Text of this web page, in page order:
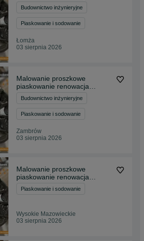
Budownictwo inżynieryjne
Piaskowanie i sodowanie
Łomża
03 sierpnia 2026
Malowanie proszkowe
piaskowanie renowacja
Budownictwo inżynieryjne
Piaskowanie i sodowanie
Zambrów
03 sierpnia 2026
Malowanie proszkowe
piaskowanie renowacja
Piaskowanie i sodowanie
Wysokie Mazowieckie
03 sierpnia 2026